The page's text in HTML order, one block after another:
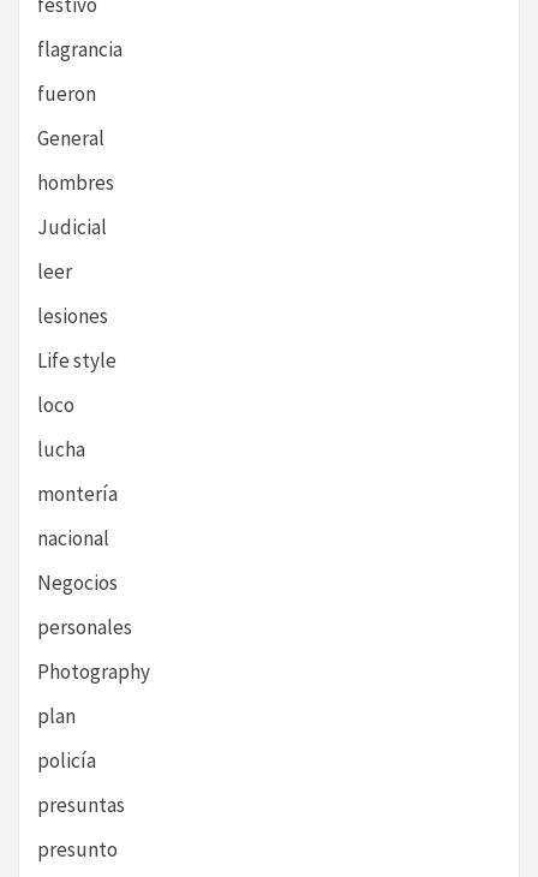
flagrancia
fueron
General
hombres
Judicial
leer
lesiones
Life style
loco
lucha
montería
nacional
Negocios
personales
Photography
plan
policía
presuntas
presunto